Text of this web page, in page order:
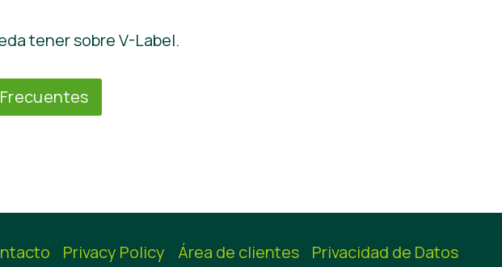
tener sobre V-Label.
Privacy Policy Área de clientes Privacidad de Datos